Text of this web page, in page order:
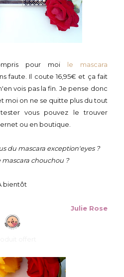
pour moi le mascara
faute. Il coute 16,95€ et ça fait
vois pas la fin. Je pense donc
moi on ne se quitte plus du tout
vous pouvez le trouver
ou en boutique.
du mascara exception'eyes ?
mascara chouchou ?
bientôt
Julie Rose